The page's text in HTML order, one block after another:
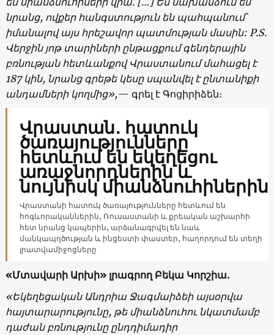
նրանց, ովքեր հանգստություն են պահպանում՝
իմանալով այս հրեշավոր պատմության մասին: P.S.
Վերջին յոթ տարիների ընթացքում գենդերային
բռնության հետևանքով Վրաստանումմահացել է
187 կին, նրանց գրեթե կեսը սպանվել է ընտանիքի
անդամների կողմից»,— գրել է Գոցիրիձեն։
Վրաստան․ հատուկ
ծառայությունները
հետևում են եկեղեցու
առաջնորդներին և
նույնիսկ միանձնուհիներին
Վրաստանի հատուկ ծառայությունները հետևում են
հոգևորականներին, Ռուսաստանի և քրեական աշխարհի
հետ նրանց կապերին, արձանագրվել են նաև
մանկապղծության և ինցեստի փաստեր, հաղորդում են տեղի
լրատվամիջոցները
«Մտավարի Արխի» լրագրող Բեկա Կորշիա.
«Եկեղեցական Անդրիա Ջագմաիձեի այսօրվա
հայտարարությունը, թե միանձնուհու նկատմամբ
դաժան բռնությունը ընդդիմադիր